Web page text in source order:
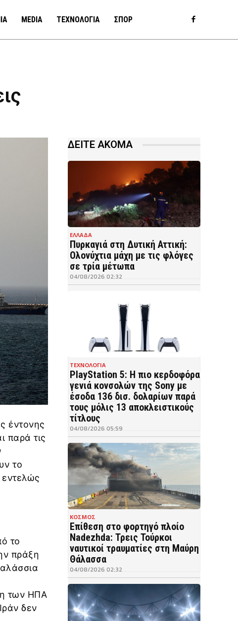
MEDIA ΤΕΧΝΟΛΟΓΙΑ ΣΠΟΡ
έντονης
παρά τις
το
το
πράξη
των ΗΠΑ
δεν
ΔΕΙΤΕ ΑΚΟΜΑ
ΕΛΛΑΔΑ
Πυρκαγιά στη Δυτική Αττική:
Ολονύχτια μάχη με τις φλόγες
σε τρία μέτωπα
04/08/2026 02:32
ΤΕΧΝΟΛΟΓΙΑ
PlayStation 5: Η πιο κερδοφόρα
γενιά κονσολών της Sony με
έσοδα 136 δισ. δολαρίων παρά
τους μόλις 13 αποκλειστικούς
τίτλους
04/08/2026 05:59
ΚΟΣΜΟΣ
Επίθεση στο φορτηγό πλοίο
Nadezhda: Τρεις Τούρκοι
ναυτικοί τραυματίες στη Μαύρη
Θάλασσα
04/08/2026 02:32